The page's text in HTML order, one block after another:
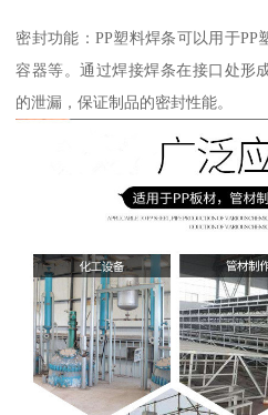
密封功能：PP塑料焊条可以用于PP
容器等。通过焊接焊条在接口处形
的泄漏，保证制品的密封性能。